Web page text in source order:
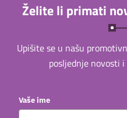
Želite li primati
Upišite se u našu
posljednje novosti
Vaše ime